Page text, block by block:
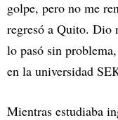
golpe, pero no me
regresó a Quito. Dio
lo pasó sin
en la universidad
Mientras estudiaba